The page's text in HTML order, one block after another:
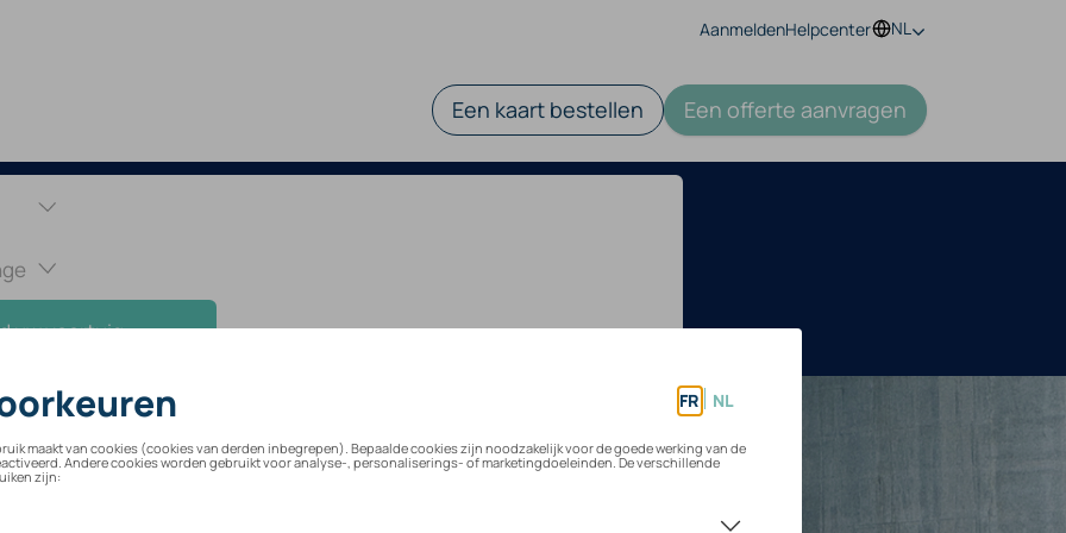
AanmeldenHelpcenter NL
Een kaart bestellen Een offerte aanvragen
uw voertuig